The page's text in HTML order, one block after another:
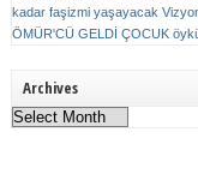
kadar faşizmi yaşayacak
ÖMÜR'CÜ GELDİ ÇOCUK
Archives
Archives